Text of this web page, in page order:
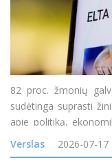
82 proc. žmonių
sudėtinga suprasti
apie politiką,
„Delfi“ užsakymu
proc. mano, kad y
Verslas 2026-07-17